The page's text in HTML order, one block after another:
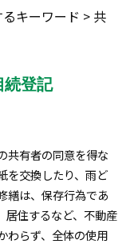
キーワード > 共
続登記
共有者の同意を得な
を交換したり、雨ど
繕は、保存行為であ
居住するなど、不動産
わらず、全体の使用